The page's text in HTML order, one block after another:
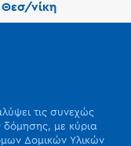
Θεσ/νίκη
τις συνεχώς
δόμησης, με κύρια
Δομικών Υλικών